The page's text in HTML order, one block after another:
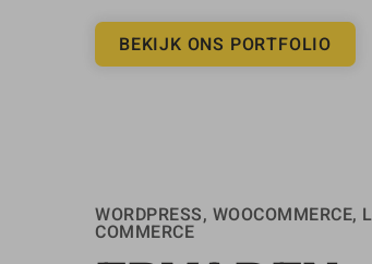
BEKIJK ONS PORTFOLIO
WORDPRESS,
COMMERCE